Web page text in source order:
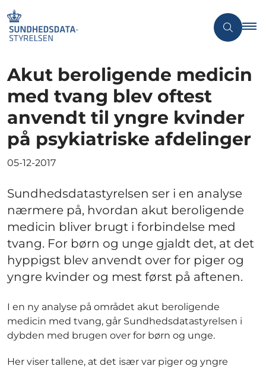
Akut beroligende medicin
med tvang blev oftest
anvendt til yngre kvinder
på psykiatriske afdelinger
05-12-2017
Sundhedsdatastyrelsen ser i en analyse
nærmere på, hvordan akut beroligende
medicin bliver brugt i forbindelse med
tvang. For børn og unge gjaldt det, at det
hyppigst blev anvendt over for piger og
yngre kvinder og mest først på aftenen.
I en ny analyse på området akut beroligende
medicin med tvang, går Sundhedsdatastyrelsen i
dybden med brugen over for børn og unge.
Her viser tallene, at det især var piger og yngre